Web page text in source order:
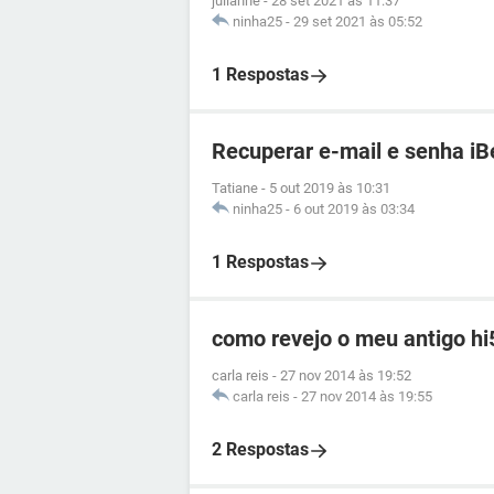
ninha25 - 29 set 2021 às 05:52
1 Respostas
Recuperar e-mail e senha
Tatiane - 5 out 2019 às 10:31
ninha25 - 6 out 2019 às 03:34
1 Respostas
como revejo o meu antigo
carla reis - 27 nov 2014 às 19:52
carla reis - 27 nov 2014 às 19:55
2 Respostas